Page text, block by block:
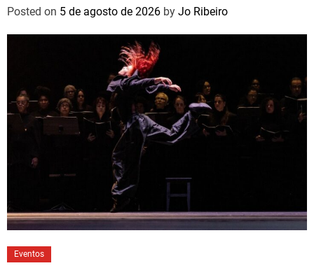
Posted on 5 de agosto de 2026 by Jo Ribeiro
Eventos